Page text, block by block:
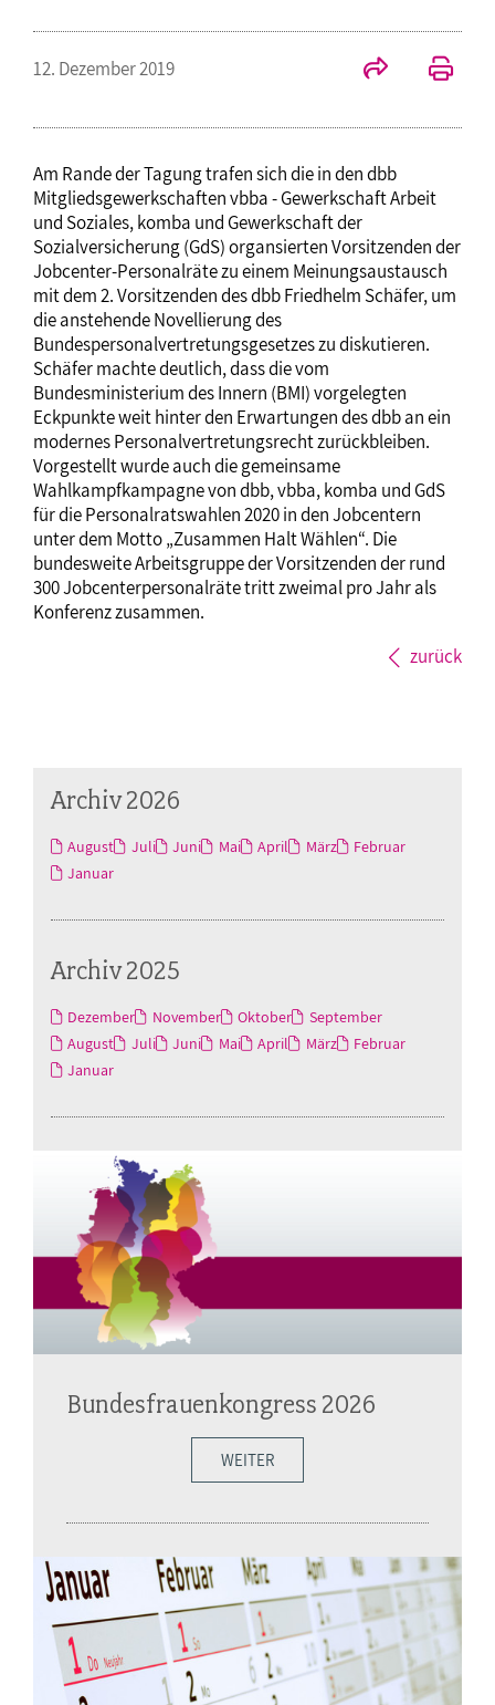
12. Dezember 2019
Am Rande der Tagung trafen sich die in den dbb
Mitgliedsgewerkschaften vbba - Gewerkschaft Arbeit
und Soziales, komba und Gewerkschaft der
Sozialversicherung (GdS) organsierten Vorsitzenden der
Jobcenter-Personalräte zu einem Meinungsaustausch
mit dem 2. Vorsitzenden des dbb Friedhelm Schäfer, um
die anstehende Novellierung des
Bundespersonalvertretungsgesetzes zu diskutieren.
Schäfer machte deutlich, dass die vom
Bundesministerium des Innern (BMI) vorgelegten
Eckpunkte weit hinter den Erwartungen des dbb an ein
modernes Personalvertretungsrecht zurückbleiben.
Vorgestellt wurde auch die gemeinsame
Wahlkampfkampagne von dbb, vbba, komba und GdS
für die Personalratswahlen 2020 in den Jobcentern
unter dem Motto „Zusammen Halt Wählen“. Die
bundesweite Arbeitsgruppe der Vorsitzenden der rund
300 Jobcenterpersonalräte tritt zweimal pro Jahr als
Konferenz zusammen.
zurück
Archiv 2026
August Juli Juni Mai April März
Februar
Januar
Archiv 2025
Dezember November Oktober
September
August
Juli Juni Mai April März
Februar
Januar
Bundesfrauenkongress 2026
WEITER